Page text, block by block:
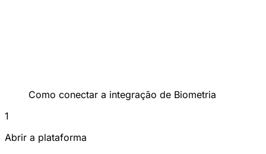
Como conectar a integração de Biometria
1
Abrir a plataforma